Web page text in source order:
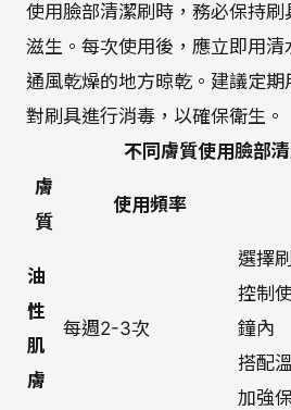
使用臉部清潔刷時，務必保持
滋生。每次使用後，應立即用
通風乾燥的地方晾乾。建議定期
對刷具進行消毒，以確保衛生。
不同膚質使用臉部
膚
質
使用頻率
油
性
肌
膚
每週2-3次
選擇
控制
鐘內
搭配
加強